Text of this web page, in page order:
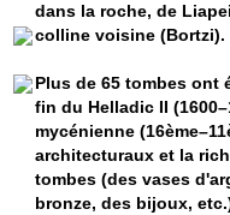
dans la roche, de
colline voisine (Bortzi).
Plus de 65 tombes ont
fin du Helladic II (
mycénienne (16ème–
architecturaux et la
tombes (des vases
bronze, des bijoux,